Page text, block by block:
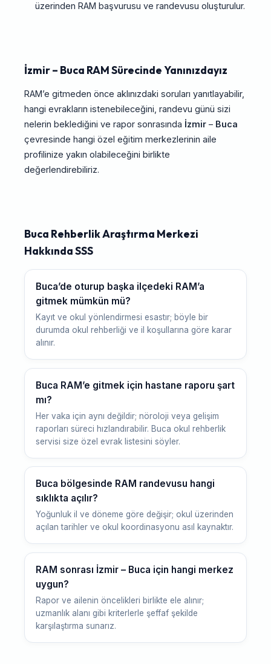
üzerinden RAM başvurusu ve randevusu oluşturulur.
İzmir – Buca RAM Sürecinde Yanınızdayız
RAM’e gitmeden önce aklınızdaki soruları yanıtlayabilir,
hangi evrakların istenebileceğini, randevu günü sizi
nelerin beklediğini ve rapor sonrasında İzmir – Buca
çevresinde hangi özel eğitim merkezlerinin aile
profilinize yakın olabileceğini birlikte
değerlendirebiliriz.
Buca Rehberlik Araştırma Merkezi
Hakkında SSS
Buca’de oturup başka ilçedeki RAM’a
gitmek mümkün mü?
Kayıt ve okul yönlendirmesi esastır; böyle bir
durumda okul rehberliği ve il koşullarına göre karar
alınır.
Buca RAM’e gitmek için hastane raporu şart
mı?
Her vaka için aynı değildir; nöroloji veya gelişim
raporları süreci hızlandırabilir. Buca okul rehberlik
servisi size özel evrak listesini söyler.
Buca bölgesinde RAM randevusu hangi
sıklıkta açılır?
Yoğunluk il ve döneme göre değişir; okul üzerinden
açılan tarihler ve okul koordinasyonu asıl kaynaktır.
RAM sonrası İzmir – Buca için hangi merkez
uygun?
Rapor ve ailenin öncelikleri birlikte ele alınır;
uzmanlık alanı gibi kriterlerle şeffaf şekilde
karşılaştırma sunarız.